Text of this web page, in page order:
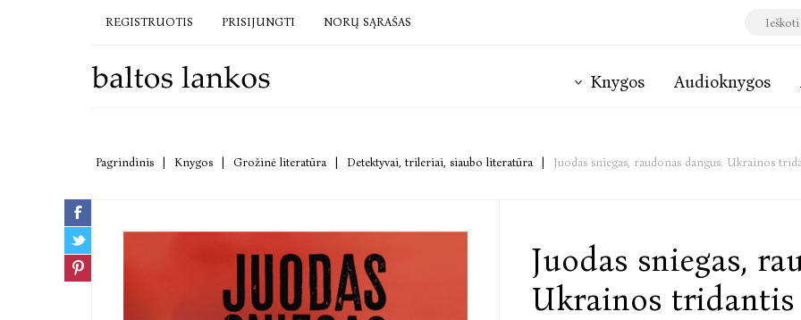
REGISTRUOTIS PRISIJUNGTI NORŲ SĄRAŠAS
Knygos Audioknygos
Pagrindinis Knygos Grožinė literatūra Detektyvai, trileriai, siaubo literatūra Juodas sniegas, raudonas dangus. Ukrainos
Juodas sniegas,
Ukrainos